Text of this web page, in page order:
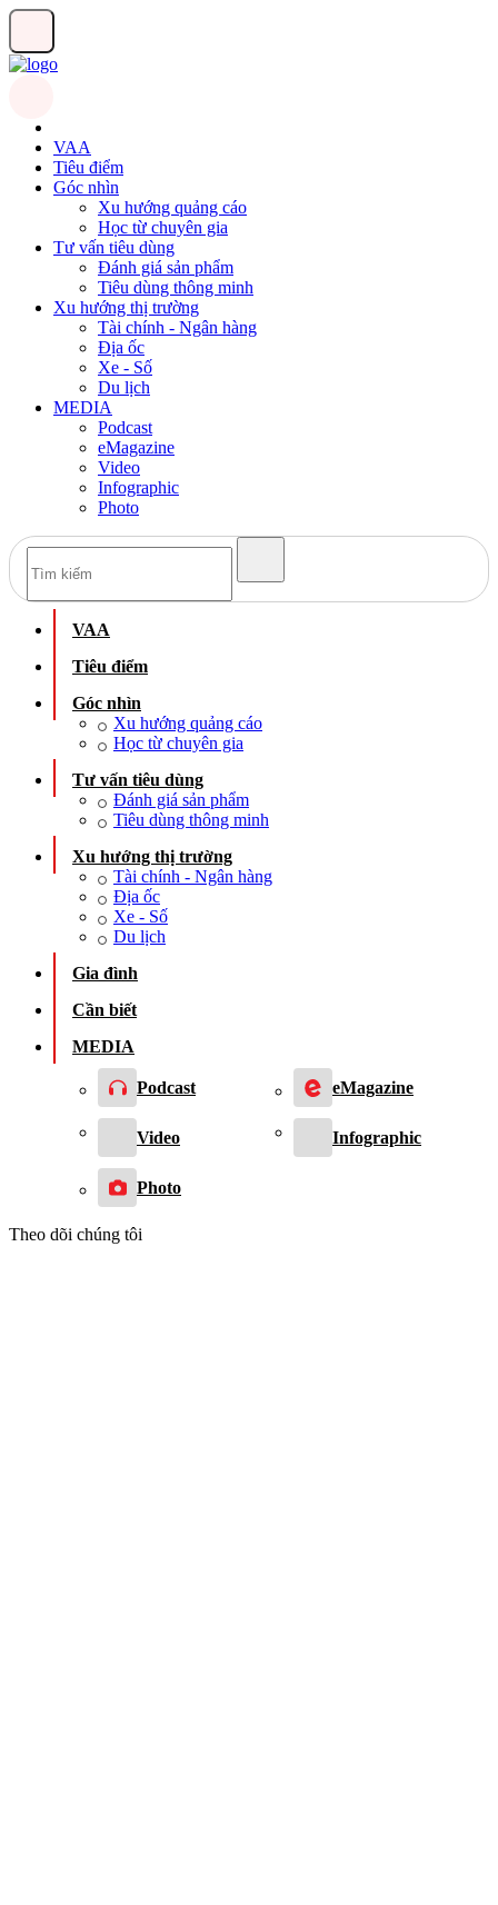
VAA
Tiêu điểm
Góc nhìn
Xu hướng quảng cáo
Học từ chuyên gia
Tư vấn tiêu dùng
Đánh giá sản phẩm
Tiêu dùng thông minh
Xu hướng thị trường
Tài chính - Ngân hàng
Địa ốc
Xe - Số
Du lịch
MEDIA
Podcast
eMagazine
Video
Infographic
Photo
VAA
Tiêu điểm
Góc nhìn
Xu hướng quảng cáo
Học từ chuyên gia
Tư vấn tiêu dùng
Đánh giá sản phẩm
Tiêu dùng thông minh
Xu hướng thị trường
Tài chính - Ngân hàng
Địa ốc
Xe - Số
Du lịch
Gia đình
Cần biết
MEDIA
Podcast eMagazine
Video Infographic
Photo
Theo dõi chúng tôi